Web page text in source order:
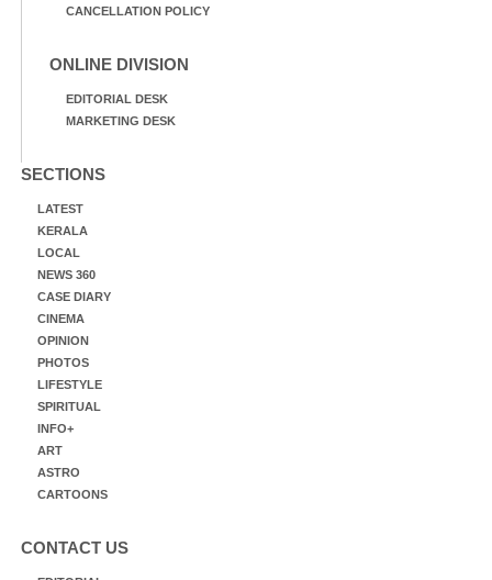
CANCELLATION POLICY
ONLINE DIVISION
EDITORIAL DESK
MARKETING DESK
SECTIONS
LATEST
KERALA
LOCAL
NEWS 360
CASE DIARY
CINEMA
OPINION
PHOTOS
LIFESTYLE
SPIRITUAL
INFO+
ART
ASTRO
CARTOONS
CONTACT US